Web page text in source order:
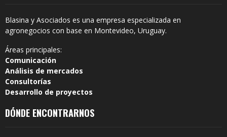
Blasina y Asociados es una empresa especializada en
agronegocios con base en Montevideo, Uruguay.
Áreas principales:
Comunicación
Análisis de mercados
Consultorías
Desarrollo de proyectos
DÓNDE ENCONTRARNOS